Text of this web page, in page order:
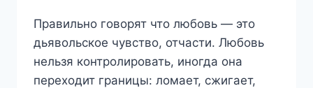
Правильно говорят что любовь — это
дьявольское чувство, отчасти. Любовь
нельзя контролировать, иногда она
переходит границы: ломает, сжигает,